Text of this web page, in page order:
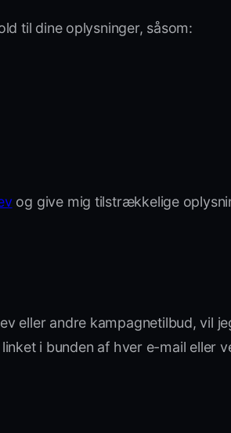
til dine oplysninger, såsom:
og give mig tilstrækkelige
eller andre kampagnetilbud, vil
i bunden af hver e-mail eller